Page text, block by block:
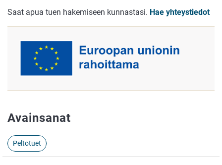
Saat apua tuen hakemiseen kunnastasi. Hae yhteystiedot
Avainsanat
Peltotuet